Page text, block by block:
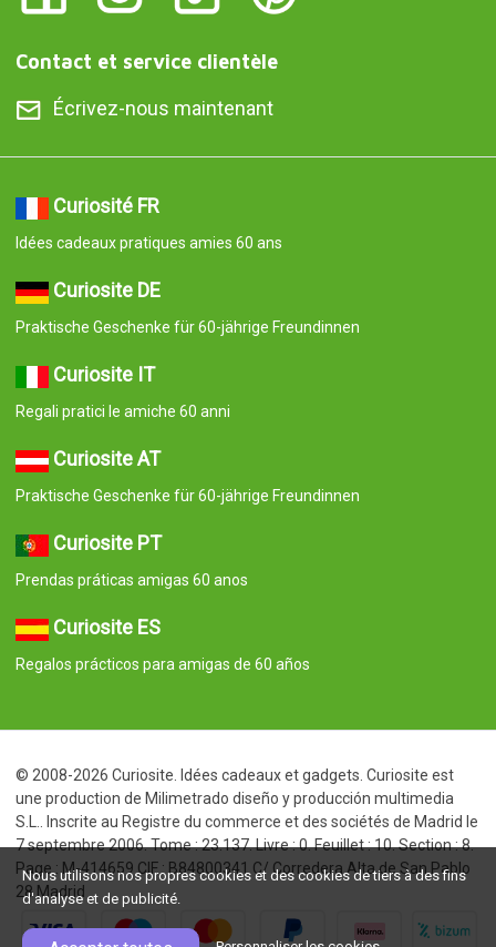
Contact et service clientèle
Écrivez-nous maintenant
Curiosité FR
Idées cadeaux pratiques amies 60 ans
Curiosite DE
Praktische Geschenke für 60-jährige Freundinnen
Curiosite IT
Regali pratici le amiche 60 anni
Curiosite AT
Praktische Geschenke für 60-jährige Freundinnen
Curiosite PT
Prendas práticas amigas 60 anos
Curiosite ES
Regalos prácticos para amigas de 60 años
© 2008-2026 Curiosite. Idées cadeaux et gadgets. Curiosite est
une production de Milimetrado diseño y producción multimedia
S.L.. Inscrite au Registre du commerce et des sociétés de Madrid le
7 septembre 2006. Tome : 23.137. Livre : 0. Feuillet : 10. Section : 8.
Page : M-414659 CIF : B84800341 C/ Corredera Alta de San Pablo
28 Madrid
Nous utilisons nos propres cookies et des cookies de tiers à des fins
d'analyse et de publicité.